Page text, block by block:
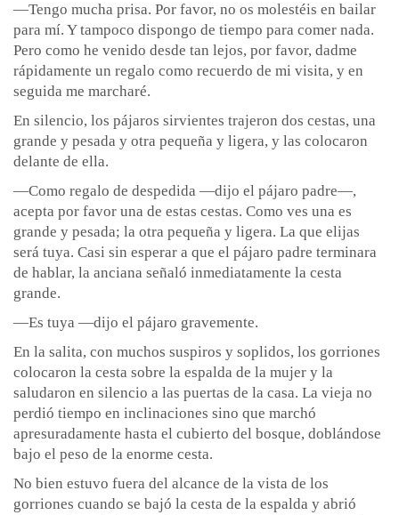
—Tengo mucha prisa. Por favor, no os molestéis en bailar
para mí. Y tampoco dispongo de tiempo para comer nada.
Pero como he venido desde tan lejos, por favor, dadme
rápidamente un regalo como recuerdo de mi visita, y en
seguida me marcharé.
En silencio, los pájaros sirvientes trajeron dos cestas, una
grande y pesada y otra pequeña y ligera, y las colocaron
delante de ella.
—Como regalo de despedida —dijo el pájaro padre—,
acepta por favor una de estas cestas. Como ves una es
grande y pesada; la otra pequeña y ligera. La que elijas
será tuya. Casi sin esperar a que el pájaro padre terminara
de hablar, la anciana señaló inmediatamente la cesta
grande.
—Es tuya —dijo el pájaro gravemente.
En la salita, con muchos suspiros y soplidos, los gorriones
colocaron la cesta sobre la espalda de la mujer y la
saludaron en silencio a las puertas de la casa. La vieja no
perdió tiempo en inclinaciones sino que marchó
apresuradamente hasta el cubierto del bosque, doblándose
bajo el peso de la enorme cesta.
No bien estuvo fuera del alcance de la vista de los
gorriones cuando se bajó la cesta de la espalda y abrió